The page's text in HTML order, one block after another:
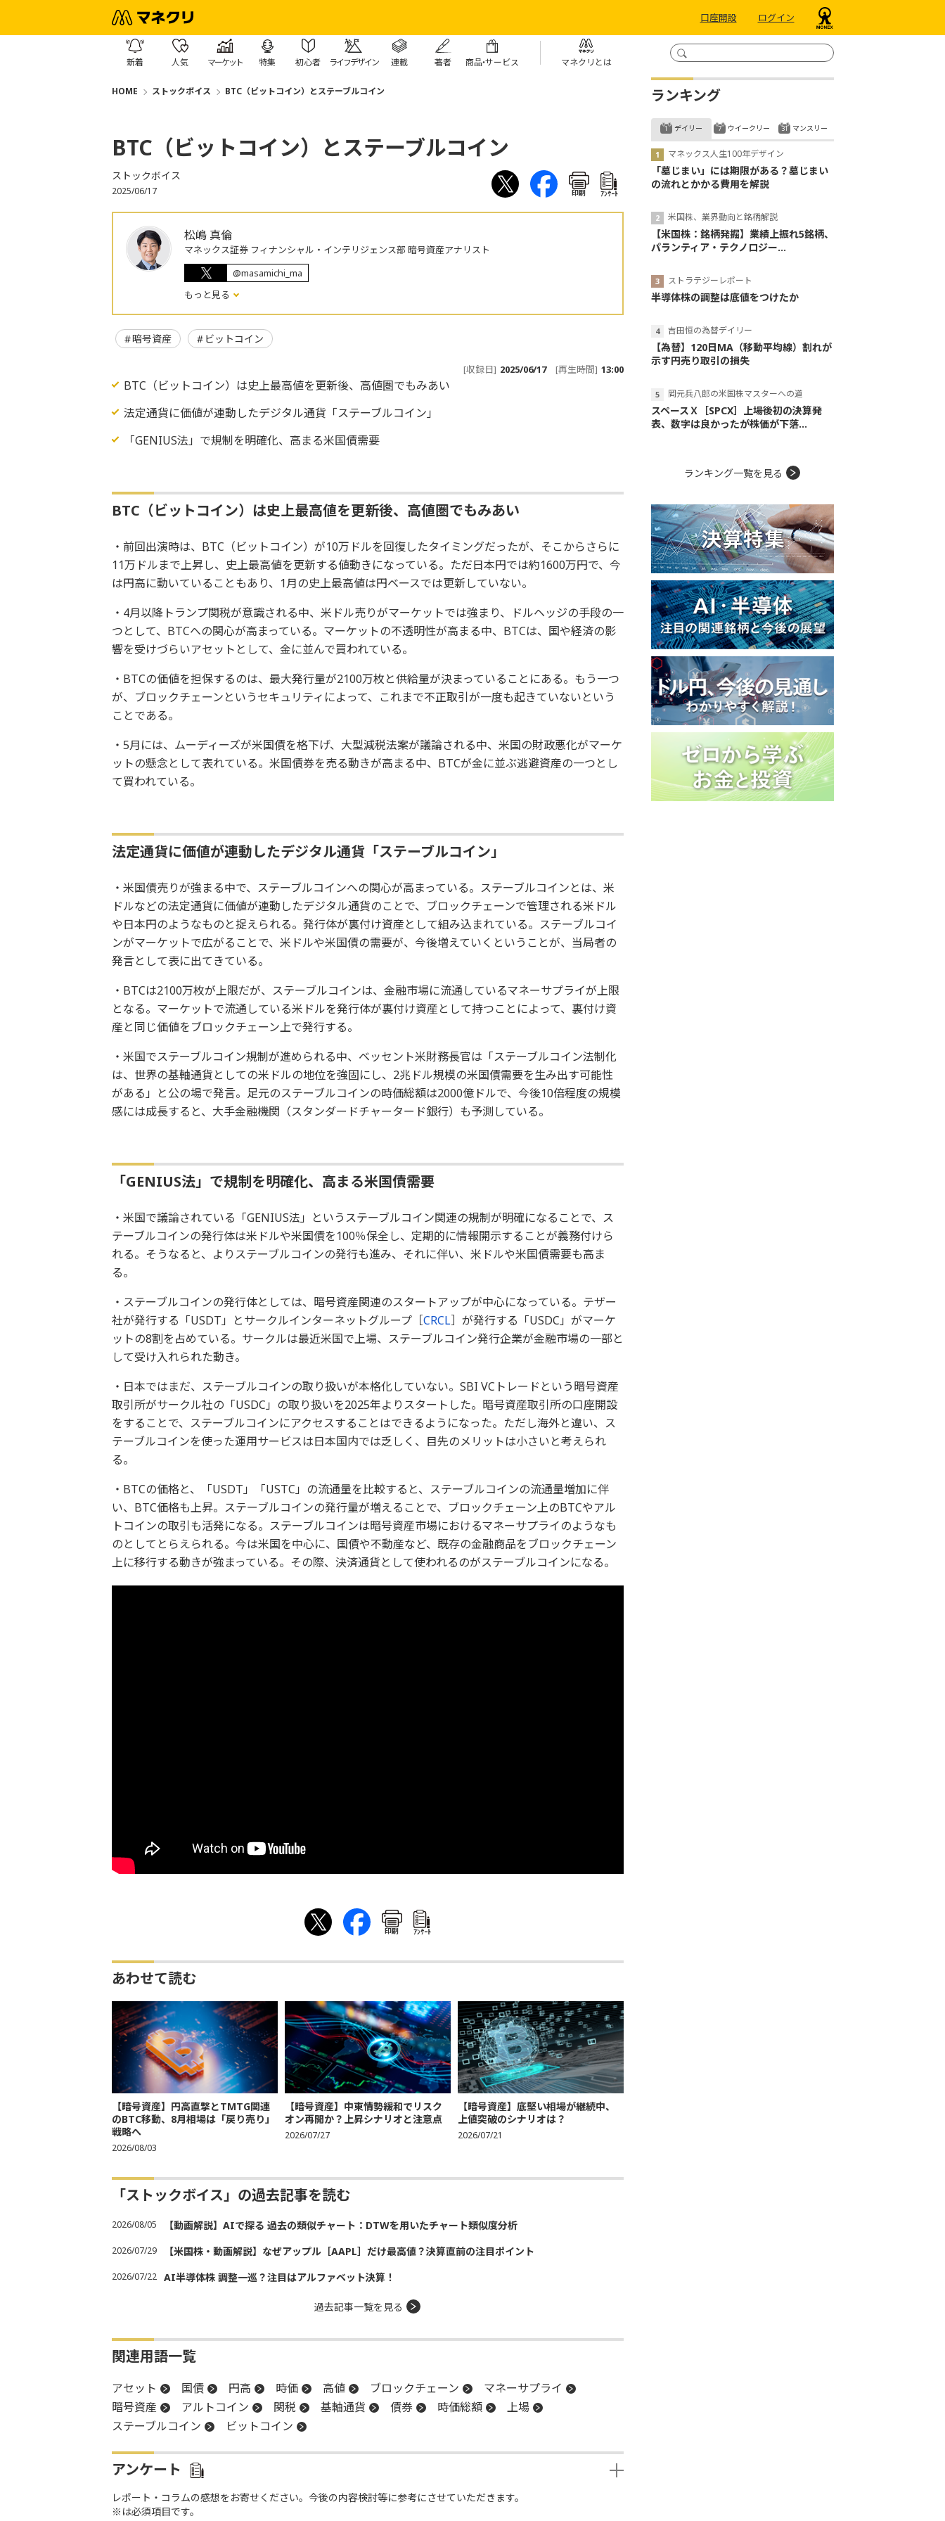
口座開設 ログイン
新着 人気 マーケット 特集 初心者 ライフデザイン 連載 著者 商品・サービス マネクリとは
HOME ストックボイス BTC（ビットコイン）とステーブルコイン
BTC（ビットコイン）とステーブルコイン
ストックボイス
2025/06/17 印刷 ｱﾝｹｰﾄ
松嶋 真倫
マネックス証券 フィナンシャル・インテリジェンス部 暗号資産アナリスト
@masamichi_ma
もっと見る
暗号資産 ビットコイン
[収録日] 2025/06/17 [再生時間] 13:00
BTC（ビットコイン）は史上最高値を更新後、高値圏でもみあい
法定通貨に価値が連動したデジタル通貨「ステーブルコイン」
「GENIUS法」で規制を明確化、高まる米国債需要
BTC（ビットコイン）は史上最高値を更新後、高値圏でもみあい
・前回出演時は、BTC（ビットコイン）が10万ドルを回復したタイミングだったが、そこからさらに
11万ドルまで上昇し、史上最高値を更新する値動きになっている。ただ日本円では約1600万円で、今
は円高に動いていることもあり、1月の史上最高値は円ベースでは更新していない。
・4月以降トランプ関税が意識される中、米ドル売りがマーケットでは強まり、ドルヘッジの手段の一
つとして、BTCへの関心が高まっている。マーケットの不透明性が高まる中、BTCは、国や経済の影
響を受けづらいアセットとして、金に並んで買われている。
・BTCの価値を担保するのは、最大発行量が2100万枚と供給量が決まっていることにある。もう一つ
が、ブロックチェーンというセキュリティによって、これまで不正取引が一度も起きていないという
ことである。
・5月には、ムーディーズが米国債を格下げ、大型減税法案が議論される中、米国の財政悪化がマーケ
ットの懸念として表れている。米国債券を売る動きが高まる中、BTCが金に並ぶ逃避資産の一つとし
て買われている。
法定通貨に価値が連動したデジタル通貨「ステーブルコイン」
・米国債売りが強まる中で、ステーブルコインへの関心が高まっている。ステーブルコインとは、米
ドルなどの法定通貨に価値が連動したデジタル通貨のことで、ブロックチェーンで管理される米ドル
や日本円のようなものと捉えられる。発行体が裏付け資産として組み込まれている。ステーブルコイ
ンがマーケットで広がることで、米ドルや米国債の需要が、今後増えていくということが、当局者の
発言として表に出てきている。
・BTCは2100万枚が上限だが、ステーブルコインは、金融市場に流通しているマネーサプライが上限
となる。マーケットで流通している米ドルを発行体が裏付け資産として持つことによって、裏付け資
産と同じ価値をブロックチェーン上で発行する。
・米国でステーブルコイン規制が進められる中、ベッセント米財務長官は「ステーブルコイン法制化
は、世界の基軸通貨としての米ドルの地位を強固にし、2兆ドル規模の米国債需要を生み出す可能性
がある」と公の場で発言。足元のステーブルコインの時価総額は2000億ドルで、今後10倍程度の規模
感には成長すると、大手金融機関（スタンダードチャータード銀行）も予測している。
「GENIUS法」で規制を明確化、高まる米国債需要
・米国で議論されている「GENIUS法」というステーブルコイン関連の規制が明確になることで、ス
テーブルコインの発行体は米ドルや米国債を100％保全し、定期的に情報開示することが義務付けら
れる。そうなると、よりステーブルコインの発行も進み、それに伴い、米ドルや米国債需要も高ま
る。
・ステーブルコインの発行体としては、暗号資産関連のスタートアップが中心になっている。テザー
社が発行する「USDT」とサークルインターネットグループ［CRCL］が発行する「USDC」がマーケ
ットの8割を占めている。サークルは最近米国で上場、ステーブルコイン発行企業が金融市場の一部と
して受け入れられた動き。
・日本ではまだ、ステーブルコインの取り扱いが本格化していない。SBI VCトレードという暗号資産
取引所がサークル社の「USDC」の取り扱いを2025年よりスタートした。暗号資産取引所の口座開設
をすることで、ステーブルコインにアクセスすることはできるようになった。ただし海外と違い、ス
テーブルコインを使った運用サービスは日本国内では乏しく、目先のメリットは小さいと考えられ
る。
・BTCの価格と、「USDT」「USTC」の流通量を比較すると、ステーブルコインの流通量増加に伴
い、BTC価格も上昇。ステーブルコインの発行量が増えることで、ブロックチェーン上のBTCやアル
トコインの取引も活発になる。ステーブルコインは暗号資産市場におけるマネーサプライのようなも
のとしてとらえられる。今は米国を中心に、国債や不動産など、既存の金融商品をブロックチェーン
上に移行する動きが強まっている。その際、決済通貨として使われるのがステーブルコインになる。
印刷 ｱﾝｹｰﾄ
あわせて読む
【暗号資産】円高直撃とTMTG関連
のBTC移動、8月相場は「戻り売り」
戦略へ
2026/08/03
【暗号資産】中東情勢緩和でリスク
オン再開か？上昇シナリオと注意点
2026/07/27
【暗号資産】底堅い相場が継続中、
上値突破のシナリオは？
2026/07/21
「ストックボイス」の過去記事を読む
2026/08/05 【動画解説】AIで探る 過去の類似チャート：DTWを用いたチャート類似度分析
2026/07/29 【米国株・動画解説】なぜアップル［AAPL］だけ最高値？決算直前の注目ポイント
2026/07/22 AI半導体株 調整一巡？注目はアルファベット決算！
過去記事一覧を見る
関連用語一覧
アセット 国債 円高 時価 高値 ブロックチェーン
マネーサプライ
暗号資産
アルトコイン 関税 基軸通貨 債券 時価総額
上場
ステーブルコイン
ビットコイン
アンケート
レポート・コラムの感想をお寄せください。今後の内容検討等に参考にさせていただきます。
※は必須項目です。
ランキング
デイリー
マネックス人生100年デザイン
「墓じまい」には期限がある？墓じまい
の流れとかかる費用を解説
米国株、業界動向と銘柄解説
【米国株：銘柄発掘】業績上振れ5銘柄、
パランティア・テクノロジー...
ストラテジーレポート
半導体株の調整は底値をつけたか
吉田恒の為替デイリー
【為替】120日MA（移動平均線）割れが
示す円売り取引の損失
岡元兵八郎の米国株マスターへの道
スペースＸ［SPCX］上場後初の決算発
表、数字は良かったが株価が下落...
ウイークリー マンスリー
ランキング一覧を見る